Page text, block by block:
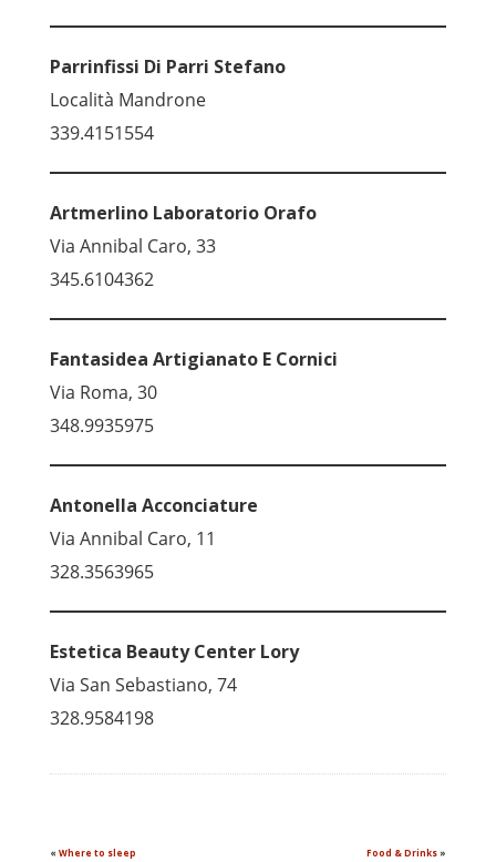
Parrinfissi Di Parri Stefano
Località Mandrone
339.4151554
Artmerlino Laboratorio Orafo
Via Annibal Caro, 33
345.6104362
Fantasidea Artigianato E Cornici
Via Roma, 30
348.9935975
Antonella Acconciature
Via Annibal Caro, 11
328.3563965
Estetica Beauty Center Lory
Via San Sebastiano, 74
328.9584198
« Where to sleep Food & Drinks »